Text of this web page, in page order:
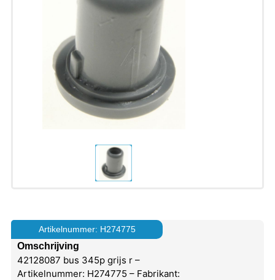
Artikelnummer: H274775
Omschrijving
42128087 bus 345p grijs r –
Artikelnummer: H274775 – Fabrikant: